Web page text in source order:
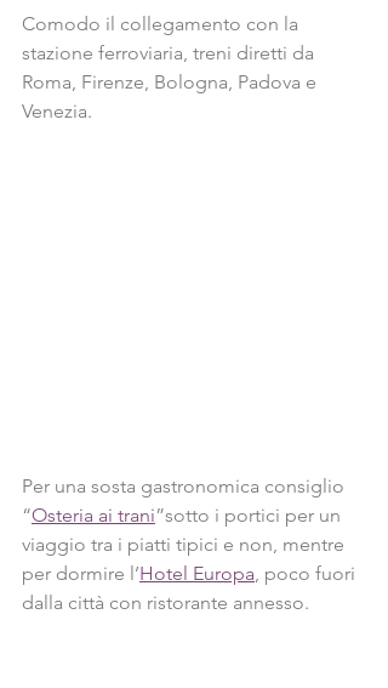
Comodo il collegamento con la
stazione ferroviaria, treni diretti da
Roma, Firenze, Bologna, Padova e
Venezia.
Per una sosta gastronomica consiglio
“Osteria ai trani”sotto i portici per un
viaggio tra i piatti tipici e non, mentre
per dormire l’Hotel Europa , poco fuori
dalla città con ristorante annesso.